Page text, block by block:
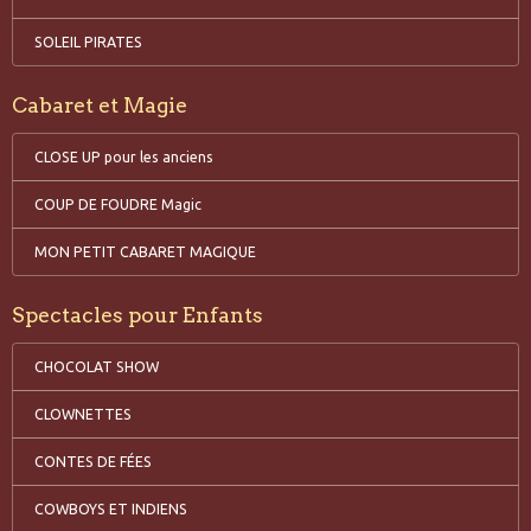
SOLEIL PIRATES
Cabaret et Magie
CLOSE UP pour les anciens
COUP DE FOUDRE Magic
MON PETIT CABARET MAGIQUE
Spectacles pour Enfants
CHOCOLAT SHOW
CLOWNETTES
CONTES DE FÉES
COWBOYS ET INDIENS